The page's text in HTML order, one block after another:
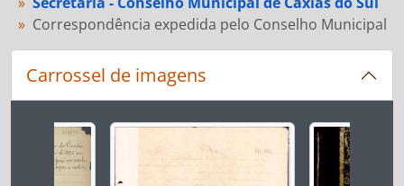
Correspondência expedida pelo Conselho Municipal
Carrossel de imagens
Ao alterar o slide atual deste carrossel, o título da